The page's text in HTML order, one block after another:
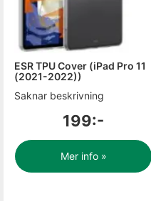
ESR TPU Cover (iPad Pro 11
(2021-2022))
Saknar beskrivning
199:-
Mer info »